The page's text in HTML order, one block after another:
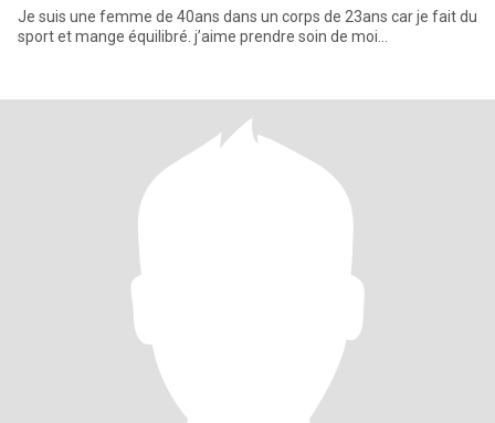
Je suis une femme de 40ans dans un corps de 23ans car je fait du
sport et mange équilibré. j’aime prendre soin de moi…